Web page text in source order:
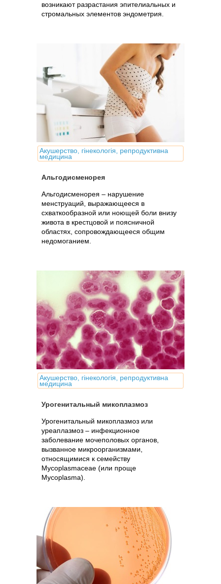
возникают разрастания эпителиальных и
стромальных элементов эндометрия.
Акушерство, гінекологія, репродуктивна
медицина
Альгодисменорея
Альгодисменорея – нарушение
менструаций, выражающееся в
схваткообразной или ноющей боли внизу
живота в крестцовой и поясничной
областях, сопровождающееся общим
недомоганием.
Акушерство, гінекологія, репродуктивна
медицина
Урогенитальный микоплазмоз
Урогенитальный микоплазмоз или
уреаплазмоз – инфекционное
заболевание мочеполовых органов,
вызванное микроорганизмами,
относящимися к семейству
Mycoplasmaceae (или проще
Mycoplasma).